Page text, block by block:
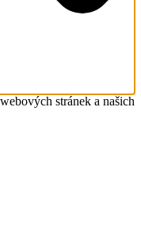
stránek a našich